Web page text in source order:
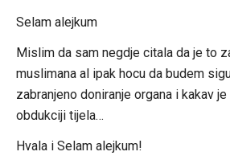
Selam alejkum
Mislim da sam negdje citala da je to
muslimana al ipak hocu da budem
zabranjeno doniranje organa i kakav
obdukciji tijela…
Hvala i Selam alejkum!